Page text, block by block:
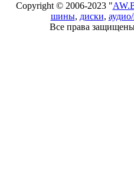
Copyright © 2006-2023 "
шины, диски,
Все права